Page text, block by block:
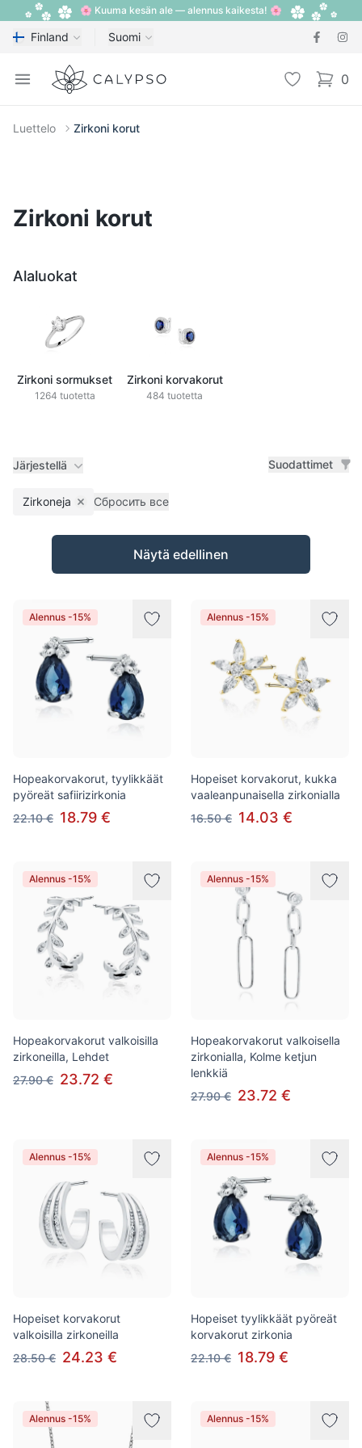
🌸 Kuuma kesän ale — alennus kaikesta! 🌸
Finland Suomi
Open menu
Calypso Toivelista 0
items
Luettelo Zirkoni korut
Zirkoni korut
Alaluokat
Zirkoni sormukset
1264 tuotetta
Zirkoni korvakorut
484 tuotetta
Järjestellä Suodattimet
Zirkoneja Remove filter
Сбросить все
Tuotteet
Näytä edellinen
Alennus -15%
Hopeakorvakorut, tyylikkäät
pyöreät safiirizirkonia
22.10 € 18.79 €
Alennus -15%
Hopeiset korvakorut, kukka
vaaleanpunaisella zirkonialla
16.50 € 14.03 €
Alennus -15%
Hopeakorvakorut valkoisilla
zirkoneilla, Lehdet
27.90 € 23.72 €
Alennus -15%
Hopeakorvakorut valkoisella
zirkonialla, Kolme ketjun
lenkkiä
27.90 € 23.72 €
Alennus -15%
Hopeiset korvakorut
valkoisilla zirkoneilla
28.50 € 24.23 €
Alennus -15%
Hopeiset tyylikkäät pyöreät
korvakorut zirkonia
22.10 € 18.79 €
Alennus -15% Alennus -15%